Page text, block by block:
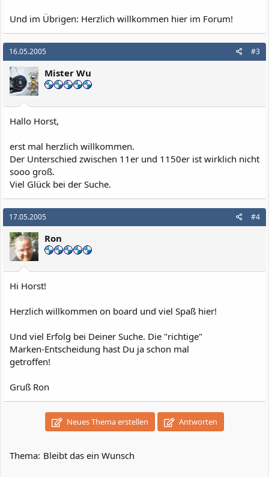
Und im Übrigen: Herzlich willkommen hier im Forum!
16.05.2005 #3
Mister Wu
Hallo Horst,
erst mal herzlich willkommen.
Der Unterschied zwischen 11er und 1150er ist wirklich nicht
sooo groß.
Viel Glück bei der Suche.
17.05.2005 #4
Ron
Hi Horst!
Herzlich willkommen on board und viel Spaß hier!
Und viel Erfolg bei Deiner Suche. Die "richtige"
Marken-Entscheidung hast Du ja schon mal
getroffen!
Gruß Ron
Neues Thema erstellen Antworten
Thema: Bleibt das ein Wunsch